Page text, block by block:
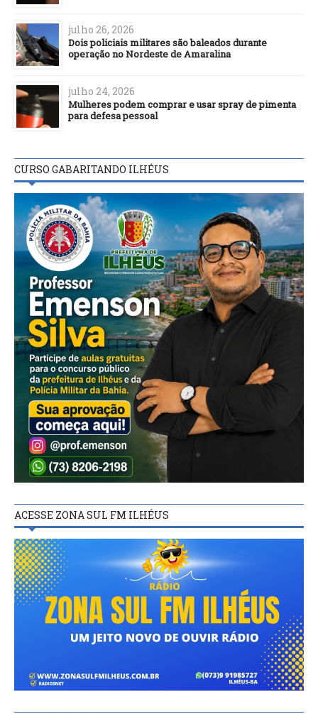
julho 26, 2026
Dois policiais militares são baleados durante
operação no Nordeste de Amaralina
julho 24, 2026
Mulheres podem comprar e usar spray de pimenta
para defesa pessoal
CURSO GABARITANDO ILHÉUS
ACESSE ZONA SUL FM ILHÉUS